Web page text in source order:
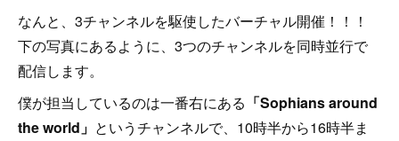
なんと、3チャンネルを駆使したバーチャル開催！！！
下の写真にあるように、3つのチャンネルを同時並行で
配信します。
僕が担当しているのは一番右にある 「Sophians around
the world」 というチャンネルで、10時半から16時半ま